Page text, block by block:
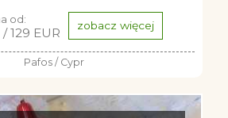
od:
/ 129 EUR zobacz więcej
Pafos / Cypr